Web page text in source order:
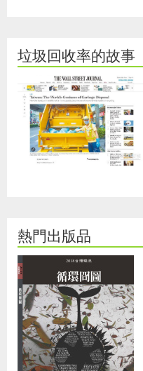
垃圾回收率的故事
熱門出版品